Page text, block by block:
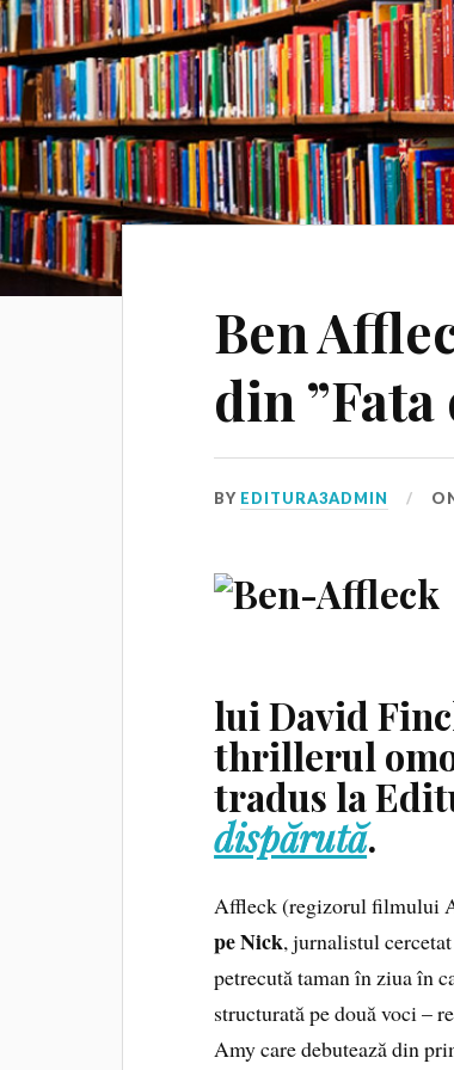
Ben
din
BY EDITURA3ADMIN
lui David
thrillerul
tradus la
dispărută.
Affleck (regizorul filmului
pe Nick, jurnalistul
petrecută taman în ziua în
structurată pe două voci –
Amy care debutează din